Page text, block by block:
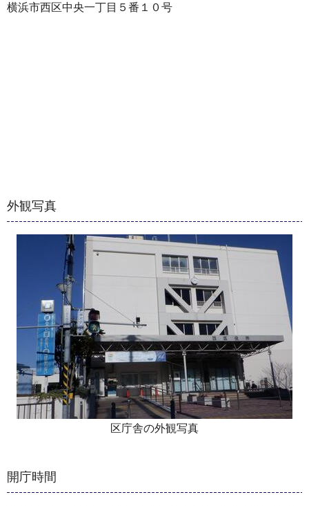
横浜市西区中央一丁目５番１０号
外観写真
区庁舎の外観写真
開庁時間